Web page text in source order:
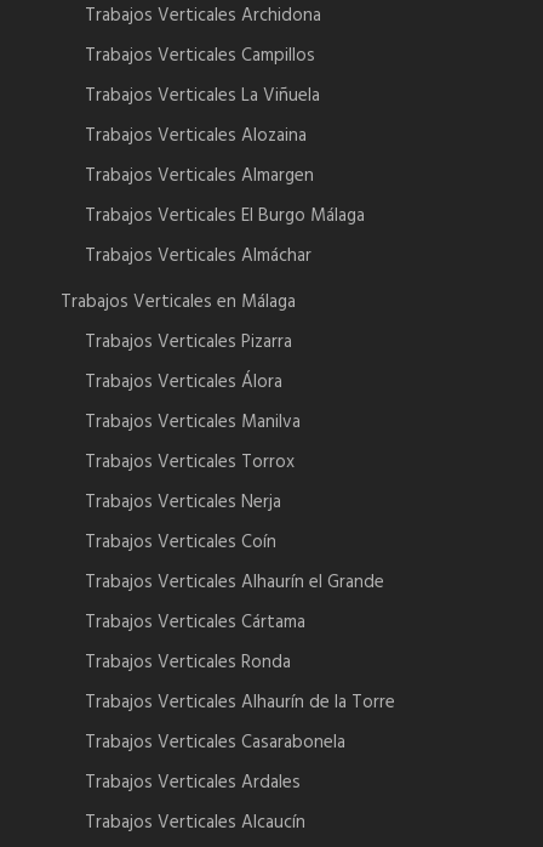
Trabajos Verticales Archidona
Trabajos Verticales Campillos
Trabajos Verticales La Viñuela
Trabajos Verticales Alozaina
Trabajos Verticales Almargen
Trabajos Verticales El Burgo Málaga
Trabajos Verticales Almáchar
Trabajos Verticales en Málaga
Trabajos Verticales Pizarra
Trabajos Verticales Álora
Trabajos Verticales Manilva
Trabajos Verticales Torrox
Trabajos Verticales Nerja
Trabajos Verticales Coín
Trabajos Verticales Alhaurín el Grande
Trabajos Verticales Cártama
Trabajos Verticales Ronda
Trabajos Verticales Alhaurín de la Torre
Trabajos Verticales Casarabonela
Trabajos Verticales Ardales
Trabajos Verticales Alcaucín